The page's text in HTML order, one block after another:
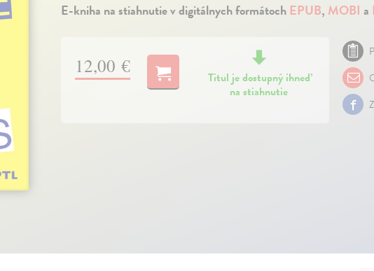
E-kniha na stiahnutie v digitálnych formátoch EPUB, MOBI a
12,00 €
Titul je dostupný ihneď
na stiahnutie